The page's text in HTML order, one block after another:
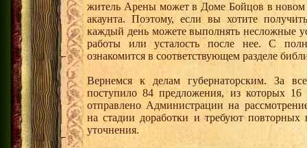
житель Арены может в Доме Бойцов в новом
акаунта. Поэтому, если вы хотите
каждый день можете выполнять несложные
работы или усталость после нее. С
ознакомится в соответствующем разделе
Вернемся к делам губернаторским. За
поступило 84 предложения, из которых
отправлено Администрации на
на стадии доработки и требуют повторных
уточнения.